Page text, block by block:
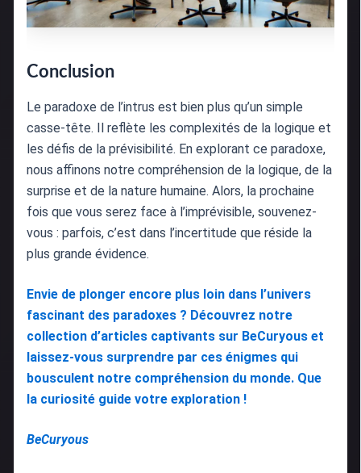
Conclusion
Le paradoxe de l’intrus est bien plus qu’un simple
casse-tête. Il reflète les complexités de la logique et
les défis de la prévisibilité. En explorant ce paradoxe,
nous affinons notre compréhension de la logique, de la
surprise et de la nature humaine. Alors, la prochaine
fois que vous serez face à l’imprévisible, souvenez-
vous : parfois, c’est dans l’incertitude que réside la
plus grande évidence.
Envie de plonger encore plus loin dans l’univers
fascinant des paradoxes ? Découvrez notre
collection d’articles captivants sur BeCuryous et
laissez-vous surprendre par ces énigmes qui
bousculent notre compréhension du monde. Que
la curiosité guide votre exploration !
BeCuryous